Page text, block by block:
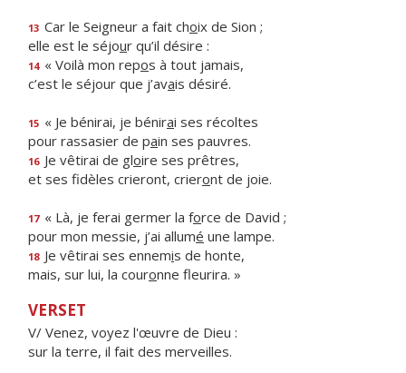
13 Car le Seigneur a fait choix de Sion ;
elle est le séjour qu’il désire :
14 « Voilà mon repos à tout jamais,
c’est le séjour que j’avais désiré.
15 « Je bénirai, je bénirai ses récoltes
pour rassasier de pain ses pauvres.
16 Je vêtirai de gloire ses prêtres,
et ses fidèles crieront, crieront de joie.
17 « Là, je ferai germer la force de David ;
pour mon messie, j’ai allumé une lampe.
18 Je vêtirai ses ennemis de honte,
mais, sur lui, la couronne fleurira. »
VERSET
V/ Venez, voyez l'œuvre de Dieu :
sur la terre, il fait des merveilles.